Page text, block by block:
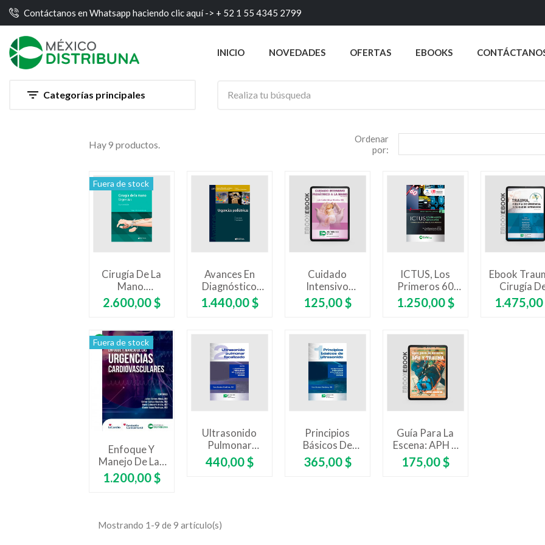
Contáctanos en Whatsapp haciendo clic aquí -> + 52 1 55 4345 2799
INICIO NOVEDADES OFERTAS EBOOKS
 Categorías principales
Hay 9 productos.
Ordenar
por:
Fuera de stock
Cirugía De La
Mano.
Urgencias
Precio
2.600,00 $
Avances En
Diagnóstico
Por Imágenes-
Urgencias
Precio
1.440,00 $
Cuidado
Intensivo
Pediátrico A La
Mano. 2da
Precio
125,00 $
ICTUS, Los
Primeros 60
Minutos.
Tomando
La Sala De
Urgencias
Precio
1.250,00 $
Ebook
Cirugía
Urgencias
Cuidados
Precio
1.475,00
Fuera de stock
Enfoque Y
Manejo De Las
Urgencias
Cardivasculares
Precio
1.200,00 $
Ultrasonido
Pulmonar
Focalizado.
Serie
Cuidado Crítico
Precio
440,00 $
Principios
Básicos De
Ultrasonido.
Serie
Precio
365,00 $
Guía Para La
Escena: APH Y
Trauma
Precio
175,00 $
Mostrando 1-9 de 9 artículo(s)